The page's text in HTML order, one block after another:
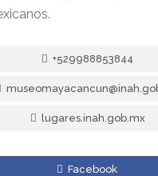
+529988853844
lugares.inah.gob.mx
Facebook